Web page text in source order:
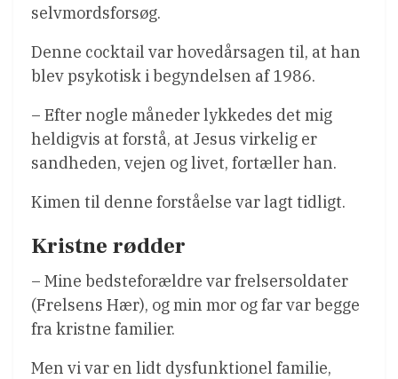
selvmordsforsøg.
Denne cocktail var hovedårsagen til, at han
blev psykotisk i begyndelsen af 1986.
– Efter nogle måneder lykkedes det mig
heldigvis at forstå, at Jesus virkelig er
sandheden, vejen og livet, fortæller han.
Kimen til denne forståelse var lagt tidligt.
Kristne rødder
– Mine bedsteforældre var frelsersoldater
(Frelsens Hær), og min mor og far var begge
fra kristne familier.
Men vi var en lidt dysfunktionel familie,